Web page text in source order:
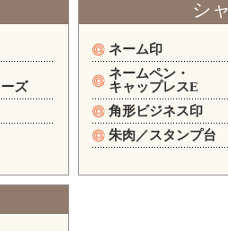
ーズ
シ
ネーム印
ネームペン・
キャップレスE
角形ビジネス印
朱肉／スタンプ台